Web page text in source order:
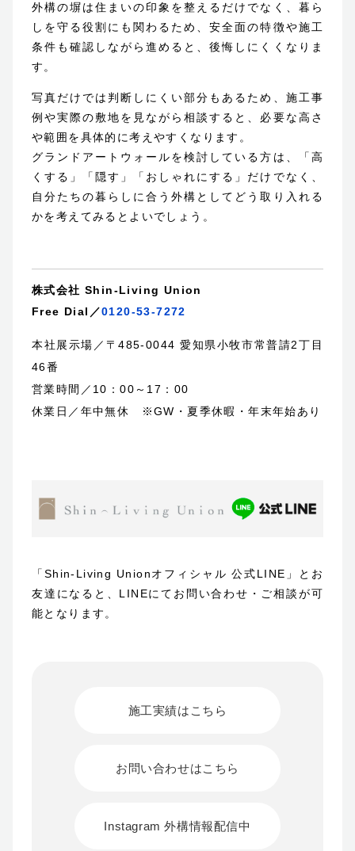
外構の塀は住まいの印象を整えるだけでなく、暮ら
しを守る役割にも関わるため、安全面の特徴や施工
条件も確認しながら進めると、後悔しにくくなりま
す。
写真だけでは判断しにくい部分もあるため、施工事
例や実際の敷地を見ながら相談すると、必要な高さ
や範囲を具体的に考えやすくなります。
グランドアートウォールを検討している方は、「高
くする」「隠す」「おしゃれにする」だけでなく、
自分たちの暮らしに合う外構としてどう取り入れる
かを考えてみるとよいでしょう。
株式会社 Shin-Living Union
Free Dial／0120-53-7272
本社展示場／〒485-0044 愛知県小牧市常普請2丁目
46番
営業時間／10：00～17：00
休業日／年中無休 ※GW・夏季休暇・年末年始あり
「Shin-Living Unionオフィシャル 公式LINE」とお
友達になると、LINEにてお問い合わせ・ご相談が可
能となります。
施工実績はこちら
お問い合わせはこちら
Instagram 外構情報配信中